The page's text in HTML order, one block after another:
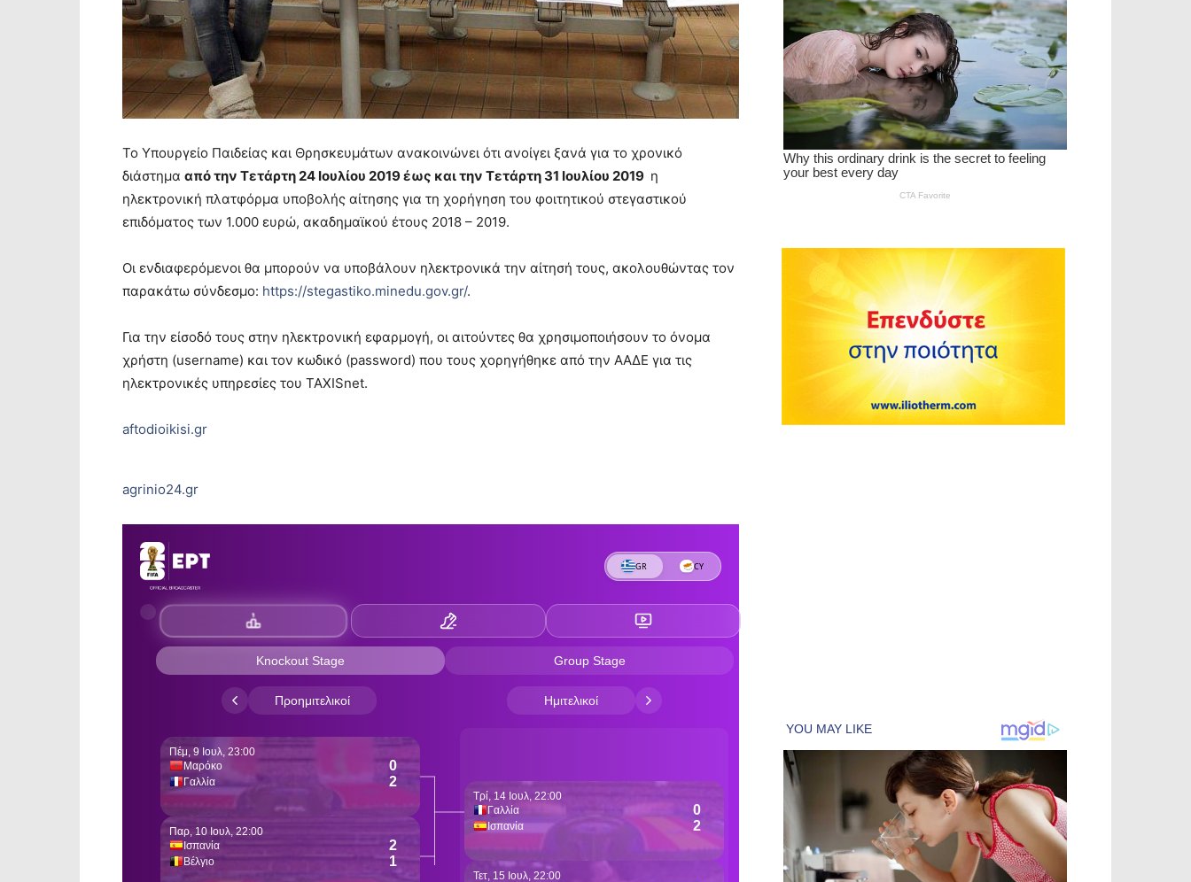
Το Υπουργείο Παιδείας και Θρησκευμάτων ανακοινώνει ότι ανοίγει ξανά για το χρονικό
διάστημα από την Τετάρτη 24 Ιουλίου 2019 έως και την Τετάρτη 31 Ιουλίου 2019 η
ηλεκτρονική πλατφόρμα υποβολής αίτησης για τη χορήγηση του φοιτητικού στεγαστικού
επιδόματος των 1.000 ευρώ, ακαδημαϊκού έτους 2018 – 2019.
Οι ενδιαφερόμενοι θα μπορούν να υποβάλουν ηλεκτρονικά την αίτησή τους, ακολουθώντας τον
παρακάτω σύνδεσμο: https://stegastiko.minedu.gov.gr/.
Για την είσοδό τους στην ηλεκτρονική εφαρμογή, οι αιτούντες θα χρησιμοποιήσουν το όνομα
χρήστη (username) και τον κωδικό (password) που τους χορηγήθηκε από την ΑΑΔΕ για τις
ηλεκτρονικές υπηρεσίες του TAXISnet.
aftodioikisi.gr
agrinio24.gr